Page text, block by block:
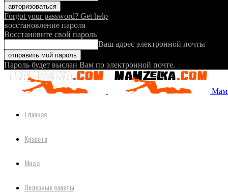
Forgot your password? Get help
восстановление пароля
Восстановите свой пароль
Ваш адрес электронной почты
Пароль будет выслан Вам по электронной почте.
Главная
Красота
Мода
Полезные советы